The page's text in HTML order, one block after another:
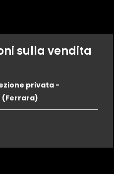
sulla vendita
privata -
(Ferrara)